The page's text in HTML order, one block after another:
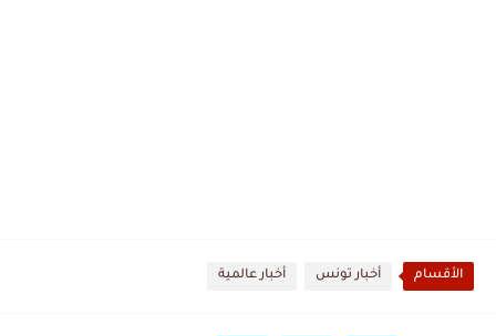
الأقسام أخبار تونس أخبار عالمية